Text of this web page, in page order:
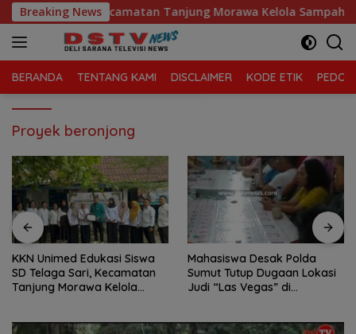
Langsung
ke
konten
Breaking News
Telaga Sari, Kecamatan Tanjung Morawa Kelola Sampah
BERANDA TENTANG KAMI DISCLAIMER KODE ETIK
Proyek beronjong
KKN Unimed Edukasi Siswa
SD Telaga Sari, Kecamatan
Tanjung Morawa Kelola
Mahasiswa Desak Polda
Sumut Tutup Dugaan Lokasi
Judi “Las Vegas” di